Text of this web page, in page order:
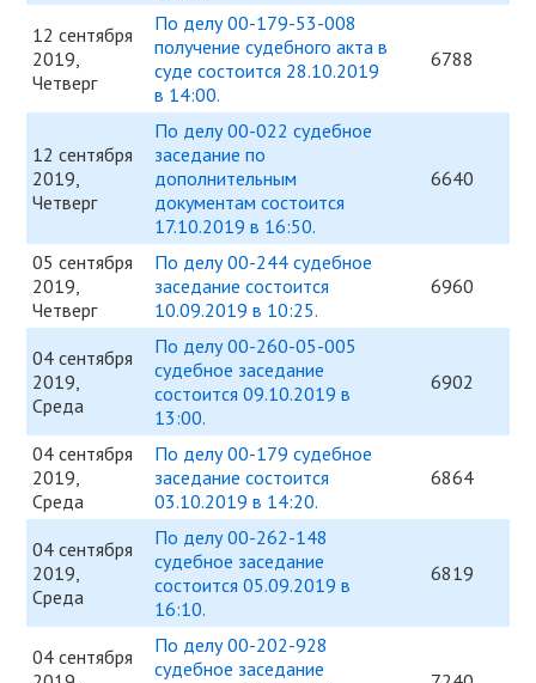
12 сентября
2019,
Четверг
По делу 00-179-53-008
получение судебного акта в
суде состоится 28.10.2019
в 14:00.
6788
12 сентября
2019,
Четверг
По делу 00-022 судебное
заседание по
дополнительным
документам состоится
17.10.2019 в 16:50.
6640
05 сентября
2019,
Четверг
По делу 00-244 судебное
заседание состоится
10.09.2019 в 10:25.
6960
04 сентября
2019,
Среда
По делу 00-260-05-005
судебное заседание
состоится 09.10.2019 в
13:00.
6902
04 сентября
2019,
Среда
По делу 00-179 судебное
заседание состоится
03.10.2019 в 14:20.
6864
04 сентября
2019,
Среда
По делу 00-262-148
судебное заседание
состоится 05.09.2019 в
16:10.
6819
04 сентября
По делу 00-202-928
судебное заседание